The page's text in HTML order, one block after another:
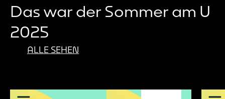
Das war der Sommer am U
2025
ALLE SEHEN